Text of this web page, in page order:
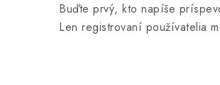
Buďte prvý, kto napíše
Len registrovaní používatelia